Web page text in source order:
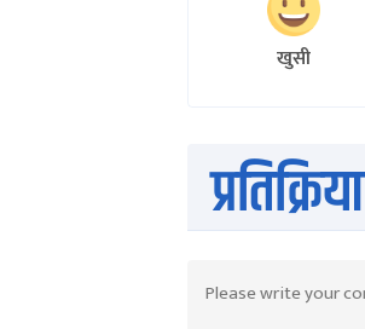
खुसी
प्रतिक्रिया